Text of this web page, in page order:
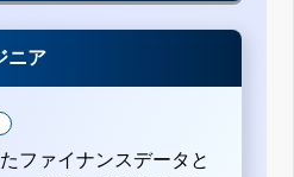
ニア
ファイナンスデータと